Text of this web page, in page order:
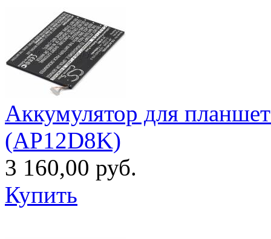
Аккумулятор для
(AP12D8K)
3 160,00 руб.
Купить